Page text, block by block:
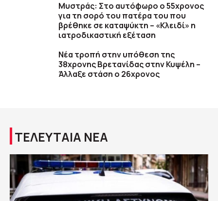
Μυστράς: Στο αυτόφωρο ο 55χρονος
για τη σορό του πατέρα του που
βρέθηκε σε καταψύκτη – «Κλειδί» η
ιατροδικαστική εξέταση
Νέα τροπή στην υπόθεση της
38χρονης Βρετανίδας στην Κυψέλη –
Άλλαξε στάση ο 26χρονος
ΤΕΛΕΥΤΑΙΑ ΝΕΑ